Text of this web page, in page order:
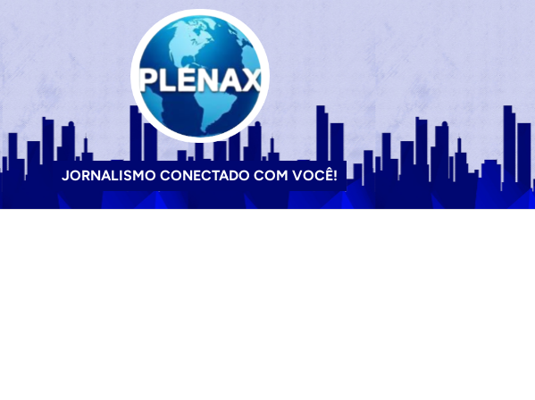
JORNALISMO CONECTADO COM VOCÊ!